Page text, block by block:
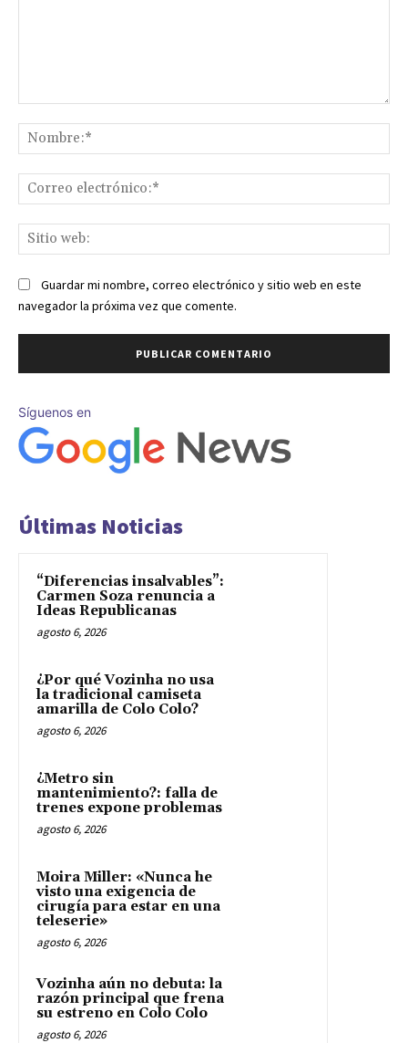
Guardar mi nombre, correo electrónico y sitio web en este
navegador la próxima vez que comente.
Síguenos en
Últimas Noticias
“Diferencias insalvables”:
Carmen Soza renuncia a
Ideas Republicanas
agosto 6, 2026
¿Por qué Vozinha no usa
la tradicional camiseta
amarilla de Colo Colo?
agosto 6, 2026
¿Metro sin
mantenimiento?: falla de
trenes expone problemas
agosto 6, 2026
Moira Miller: «Nunca he
visto una exigencia de
cirugía para estar en una
teleserie»
agosto 6, 2026
Vozinha aún no debuta: la
razón principal que frena
su estreno en Colo Colo
agosto 6, 2026